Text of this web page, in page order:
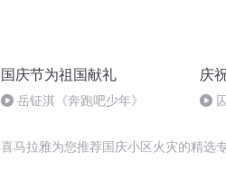
国庆节为祖国献礼
岳钲淇《奔跑吧少年》
庆
喜马拉雅为您推荐国庆小区火灾的精选